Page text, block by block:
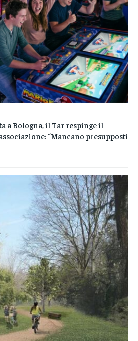
a Bologna, il Tar respinge il
“Mancano presupposti